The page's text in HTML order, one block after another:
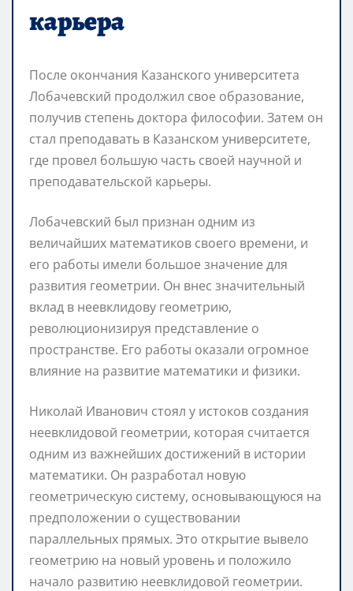
карьера
После окончания Казанского университета
Лобачевский продолжил свое образование,
получив степень доктора философии. Затем он
стал преподавать в Казанском университете,
где провел большую часть своей научной и
преподавательской карьеры.
Лобачевский был признан одним из
величайших математиков своего времени, и
его работы имели большое значение для
развития геометрии. Он внес значительный
вклад в неевклидову геометрию,
революционизируя представление о
пространстве. Его работы оказали огромное
влияние на развитие математики и физики.
Николай Иванович стоял у истоков создания
неевклидовой геометрии, которая считается
одним из важнейших достижений в истории
математики. Он разработал новую
геометрическую систему, основывающуюся на
предположении о существовании
параллельных прямых. Это открытие вывело
геометрию на новый уровень и положило
начало развитию неевклидовой геометрии.